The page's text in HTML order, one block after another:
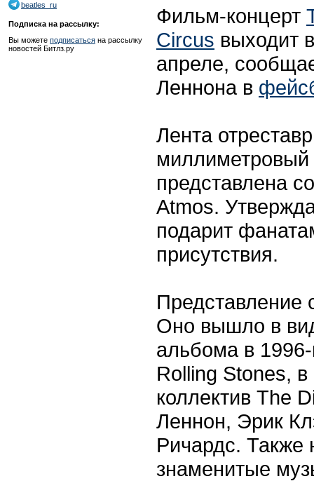
beatles_ru
Подписка на рассылку:
Вы можете подписаться на рассылку
новостей Битлз.ру
Фильм-концерт
Circus выходит
апреле,
Леннона в
Лента
миллиметровый
представлена
Atmos.
подарит
присутствия.
Представление
Оно вышло в
альбома в
Rolling Stones,
коллектив The
Леннон, Эрик
Ричардс. Также
знаменитые